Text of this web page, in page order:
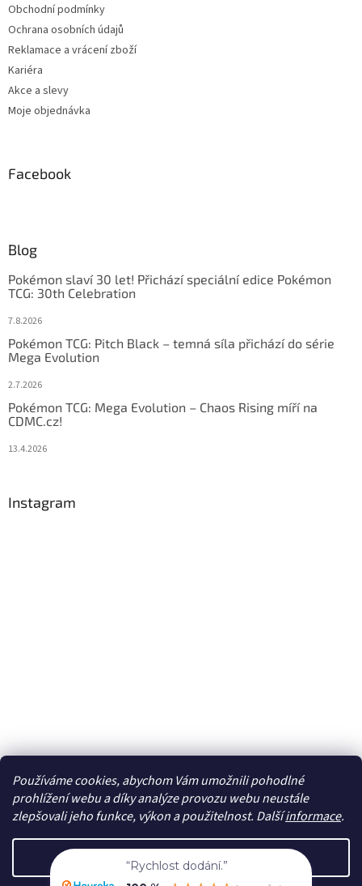
Používáme cookies, abychom Vám umožnili pohodlné
prohlížení webu a díky analýze provozu webu neustále
zlepšovali jeho funkce, výkon a použitelnost. Dalšíinformace.
Nastavení
Obchodní podmínky
Ochrana osobních údajů
Reklamace a vrácení zboží
Kariéra
Akce a slevy
Moje objednávka
Facebook
Blog
Pokémon slaví 30 let! Přichází speciální edice Pokémon
TCG: 30th Celebration
7.8.2026
Pokémon TCG: Pitch Black – temná síla přichází do série
Mega Evolution
2.7.2026
Pokémon TCG: Mega Evolution – Chaos Rising míří na
CDMC.cz!
13.4.2026
Instagram
Sledovat na Instagramu
Vytvořil Shoptet
“Rychlost dodání.”